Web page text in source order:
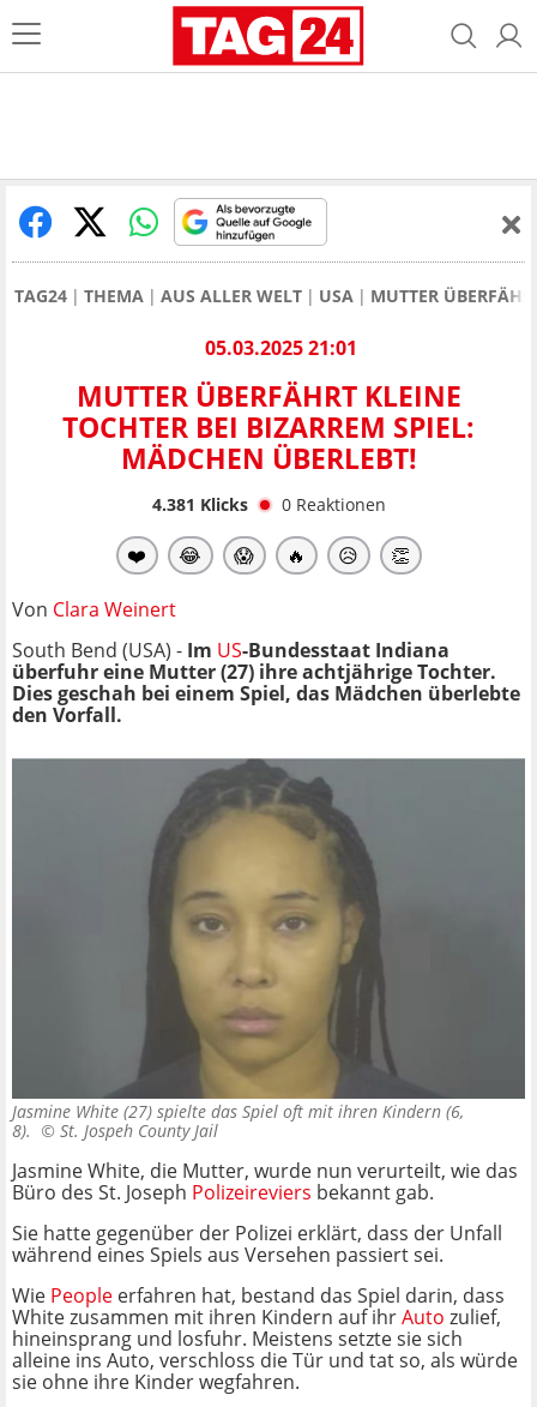
TAG24 THEMA AUS ALLER WELT USA MUTTER
05.03.2025 21:01
MUTTER ÜBERFÄHRT KLEINE
TOCHTER BEI BIZARREM SPIEL:
MÄDCHEN ÜBERLEBT!
4.381 Klicks 0 Reaktionen
❤️ 😂 😱 🔥 😥 👏
Von Clara Weinert
South Bend (USA) - Im US-Bundesstaat Indiana
überfuhr eine Mutter (27) ihre achtjährige Tochter.
Dies geschah bei einem Spiel, das Mädchen überlebte
den Vorfall.
Jasmine White (27) spielte das Spiel oft mit ihren Kindern (6,
8). © St. Jospeh County Jail
Jasmine White, die Mutter, wurde nun verurteilt, wie das
Büro des St. Joseph Polizeireviers bekannt gab.
Sie hatte gegenüber der Polizei erklärt, dass der Unfall
während eines Spiels aus Versehen passiert sei.
Wie People erfahren hat, bestand das Spiel darin, dass
White zusammen mit ihren Kindern auf ihrAuto zulief,
hineinsprang und losfuhr. Meistens setzte sie sich
alleine ins Auto, verschloss die Tür und tat so, als würde
sie ohne ihre Kinder wegfahren.